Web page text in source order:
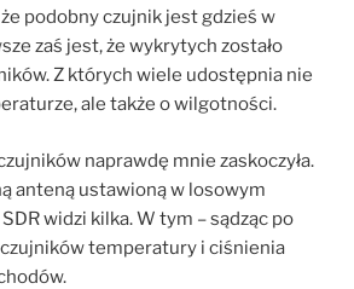
że podobny czujnik jest gdzieś w
zaś jest, że wykrytych zostało
Z których wiele udostępnia nie
ale także o wilgotności.
naprawdę mnie zaskoczyła.
anteną ustawioną w losowym
widzi kilka. W tym – sądząc po
temperatury i ciśnienia